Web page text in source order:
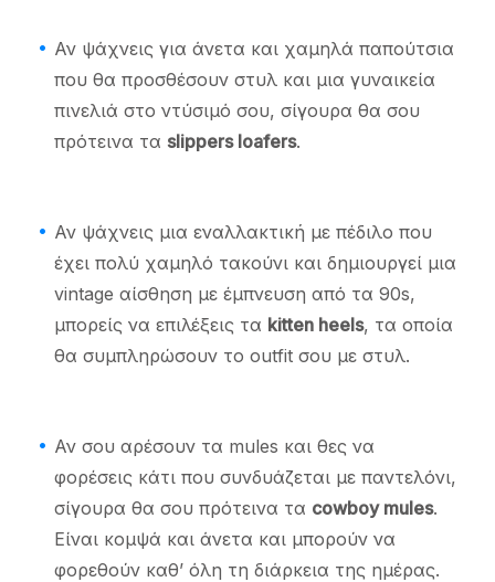
Αν ψάχνεις για άνετα και χαμηλά παπούτσια
που θα προσθέσουν στυλ και μια γυναικεία
πινελιά στο ντύσιμό σου, σίγουρα θα σου
πρότεινα τα slippers loafers.
Αν ψάχνεις μια εναλλακτική με πέδιλο που
έχει πολύ χαμηλό τακούνι και δημιουργεί μια
vintage αίσθηση με έμπνευση από τα 90s,
μπορείς να επιλέξεις τα kitten heels, τα οποία
θα συμπληρώσουν το outfit σου με στυλ.
Αν σου αρέσουν τα mules και θες να
φορέσεις κάτι που συνδυάζεται με παντελόνι,
σίγουρα θα σου πρότεινα τα cowboy mules.
Είναι κομψά και άνετα και μπορούν να
φορεθούν καθ’ όλη τη διάρκεια της ημέρας.